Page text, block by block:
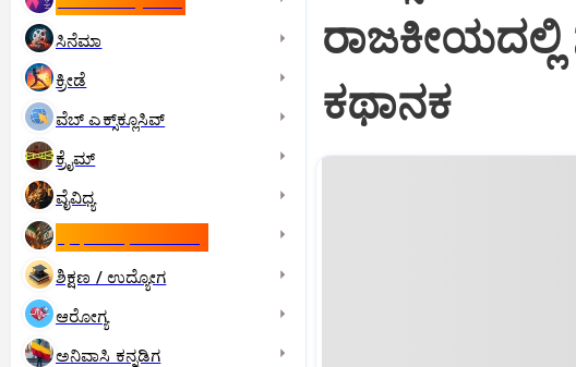
ಸಿನೆಮಾ
ಕ್ರೀಡೆ
ವೆಬ್ ಎಕ್ಸ್‌ಕ್ಲೂಸಿವ್
ಕ್ರೈಮ್
ವೈವಿಧ್ಯ
ಶಿಕ್ಷಣ / ಉದ್ಯೋಗ
ಆರೋಗ್ಯ
ಅನಿವಾಸಿ ಕನ್ನಡಿಗ
ರಾಜಕೀಯದಲ್ಲಿ
ಕಥಾನಕ